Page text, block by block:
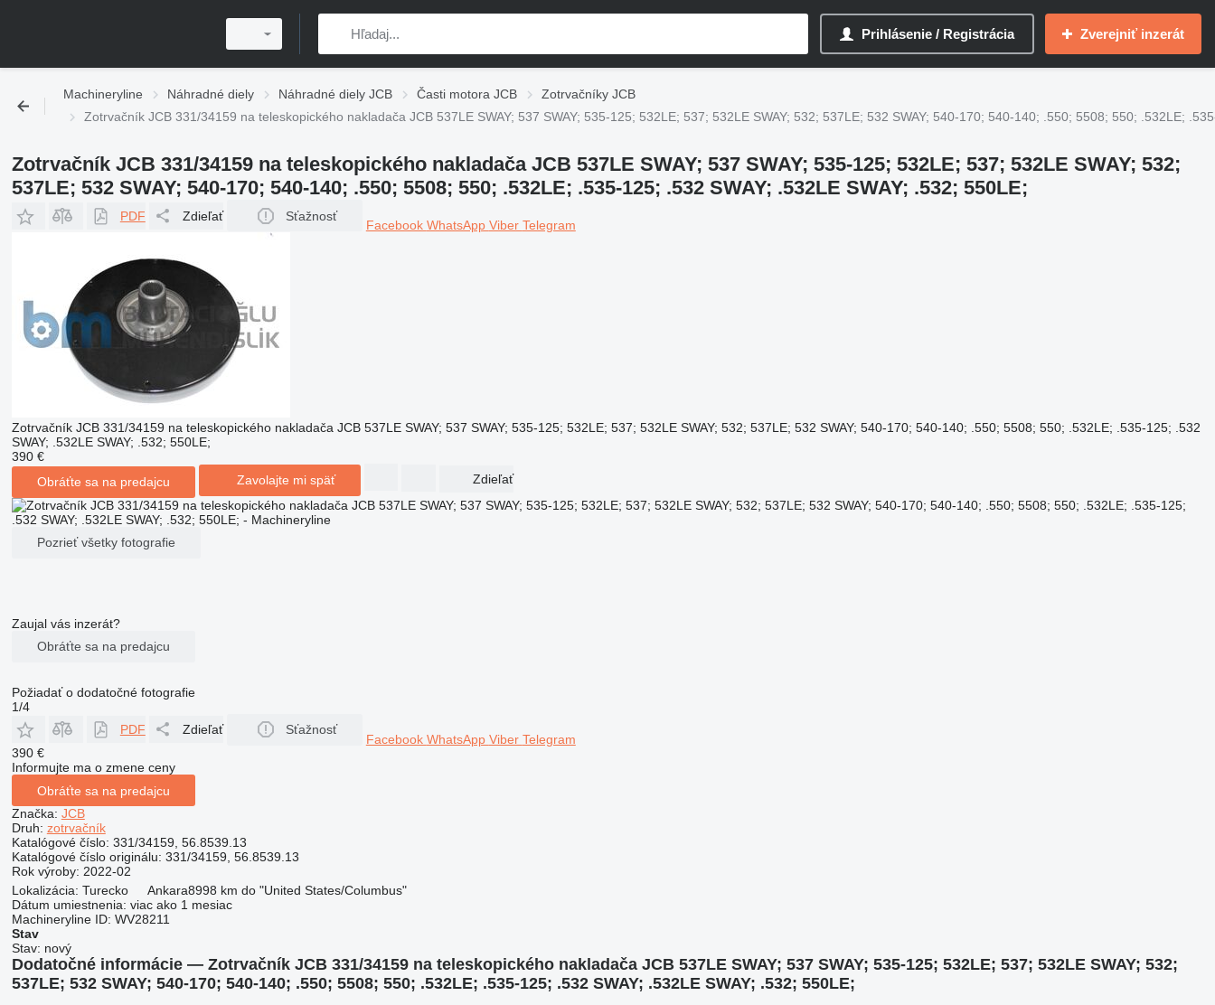
Prihlásenie / Registrácia Zverejniť inzerát
Machineryline Náhradné diely Náhradné diely JCB Časti motora JCB
Zotrvačníky JCB
Zotrvačník JCB 331/34159 na teleskopického nakladača JCB 537LE SWAY; 537 SWAY; 535-125; 532LE; 537; 532LE SWAY; 532; 537LE; 532 SWAY; 540-170; 540-140; .550; 5508; 550; .532LE;
Zotrvačník JCB 331/34159 na teleskopického nakladača JCB 537LE SWAY; 537 SWAY; 535-125; 532LE; 537; 532LE SWAY; 532;
537LE; 532 SWAY; 540-170; 540-140; .550; 5508; 550; .532LE; .535-125; .532 SWAY; .532LE SWAY; .532; 550LE;
PDF Zdieľať Sťažnosť
Facebook WhatsApp Viber Telegram
Zotrvačník JCB 331/34159 na teleskopického nakladača JCB 537LE SWAY; 537 SWAY; 535-125; 532LE; 537; 532LE SWAY; 532; 537LE; 532 SWAY; 540-170; 540-140; .550; 5508; 550; .532LE; .535-125; .532
SWAY; .532LE SWAY; .532; 550LE;
390 €
Obráťte sa na predajcu
Zavolajte mi späť Zdieľať
Pozrieť všetky fotografie
Zaujal vás inzerát?
Obráťte sa na predajcu
Požiadať o dodatočné fotografie
1/4
PDF
Zdieľať Sťažnosť
Facebook WhatsApp Viber Telegram
390 €
Informujte ma o zmene ceny
Obráťte sa na predajcu
Značka: JCB
Druh: zotrvačník
Katalógové číslo: 331/34159, 56.8539.13
Katalógové číslo originálu: 331/34159, 56.8539.13
Rok výroby: 2022-02
Lokalizácia: Turecko Ankara8998 km do "United States/Columbus"
Dátum umiestnenia: viac ako 1 mesiac
Machineryline ID: WV28211
Stav
Stav: nový
Dodatočné informácie — Zotrvačník JCB 331/34159 na teleskopického nakladača JCB 537LE SWAY; 537 SWAY; 535-125; 532LE; 537; 532LE SWAY; 532;
537LE; 532 SWAY; 540-170; 540-140; .550; 5508; 550; .532LE; .535-125; .532 SWAY; .532LE SWAY; .532; 550LE;